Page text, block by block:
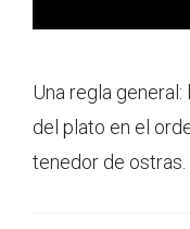
Una regla
del plato en el
tenedor de ostras.